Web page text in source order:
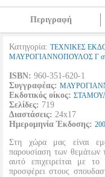
Περιγραφή
Κατηγορία: ΤΕΧΝΙΚΕΣ
ΜΑΥΡΟΓΙΑΝΝΟΠΟΥΛΟΣ Γ
ISBN: 960-351-620-1
Συγγραφέας:
Εκδοτικός οίκος:
Σελίδες: 719
Διαστάσεις: 24x17
Ημερομηνία Έκδοσης:
Στη χώρα μας είναι
παρουσίαση των θεμάτων
αυτό επιχειρείται με
προσφέρει στους